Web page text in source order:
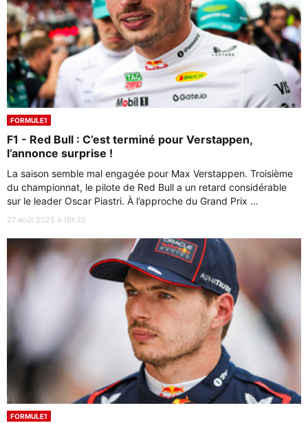
FORMULE1
F1 - Red Bull : C’est terminé pour Verstappen,
l’annonce surprise !
La saison semble mal engagée pour Max Verstappen. Troisième
du championnat, le pilote de Red Bull a un retard considérable
sur le leader Oscar Piastri. À l’approche du Grand Prix ...
27 août 2025 à 18h35
FORMULE1